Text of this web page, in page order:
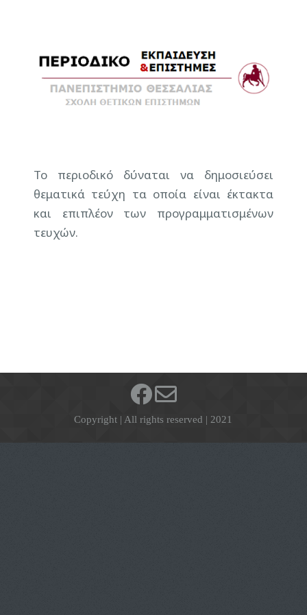
Το περιοδικό δύναται να δημοσιεύσει
θεματικά τεύχη τα οποία είναι έκτακτα
και επιπλέον των προγραμματισμένων
τευχών.
Copyright | All rights reserved | 2021